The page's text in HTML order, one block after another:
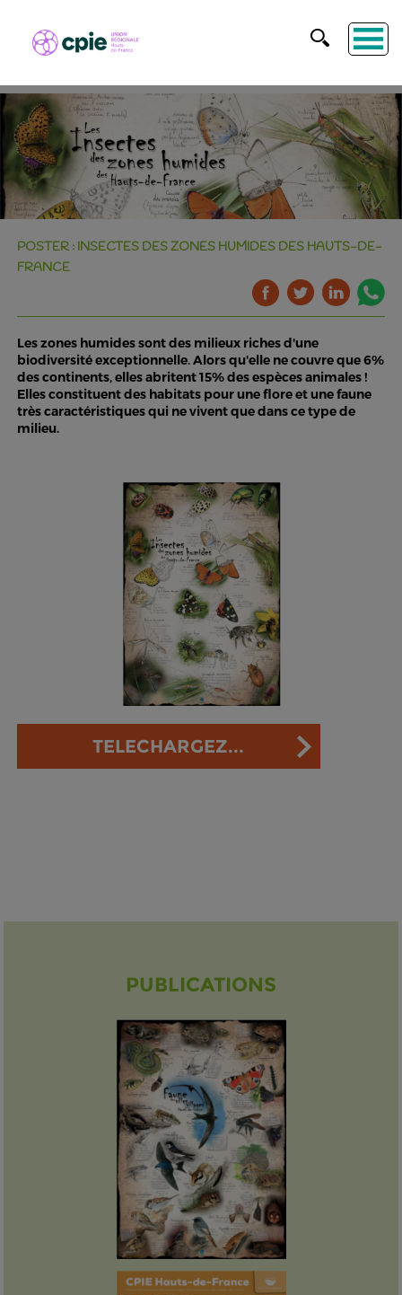
POSTER : INSECTES DES ZONES HUMIDES DES HAUTS-DE-
FRANCE
Les zones humides sont des milieux riches d'une
biodiversité exceptionnelle. Alors qu'elle ne couvre que 6%
des continents, elles abritent 15% des espèces animales !
Elles constituent des habitats pour une flore et une faune
très caractéristiques qui ne vivent que dans ce type de
milieu.
TELECHARGEZ...
PUBLICATIONS